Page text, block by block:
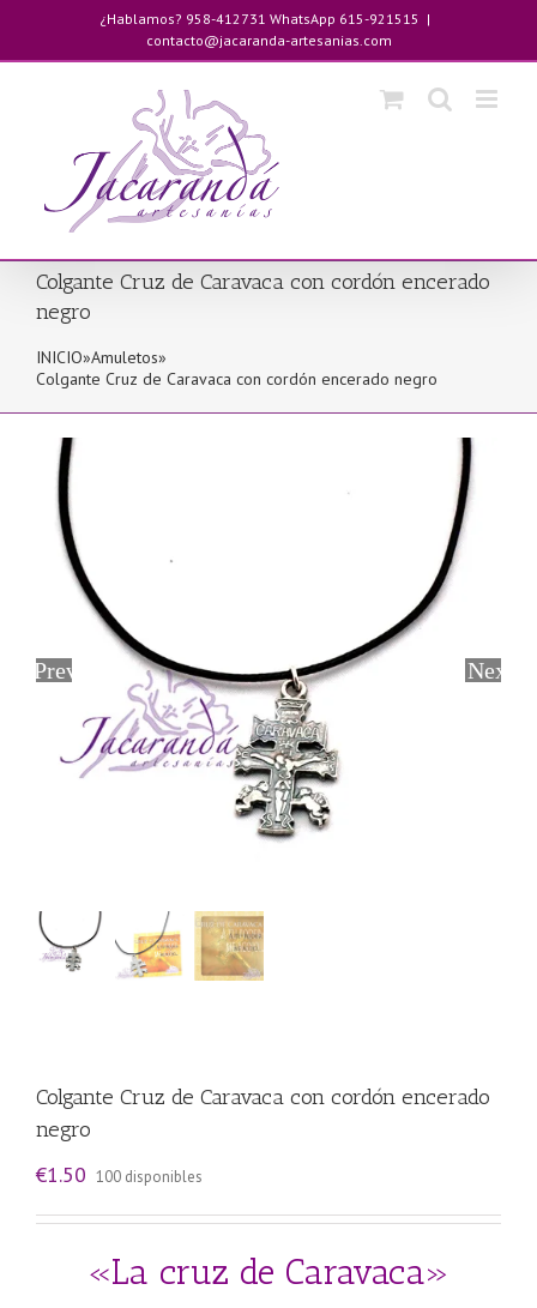
contenido
¿Hablamos? 958-412731 WhatsApp 615-921515 |
contacto@jacaranda-artesanias.com
Colgante Cruz de Caravaca con cordón encerado
negro
INICIO»Amuletos»
Colgante Cruz de Caravaca con cordón encerado negro
Previous Next
Colgante Cruz de Caravaca con cordón encerado
negro
€1.50 100 disponibles
«La cruz de Caravaca»